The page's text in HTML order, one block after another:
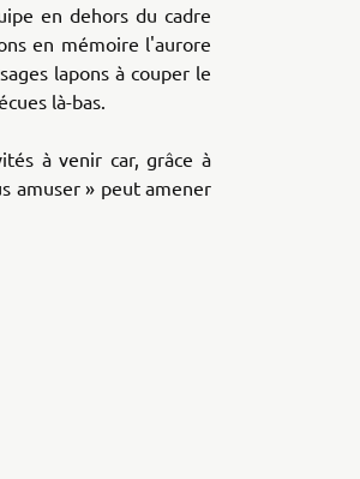
en dehors du cadre
en mémoire l'aurore
lapons à couper le
là-bas.
à venir car, grâce à
amuser » peut amener